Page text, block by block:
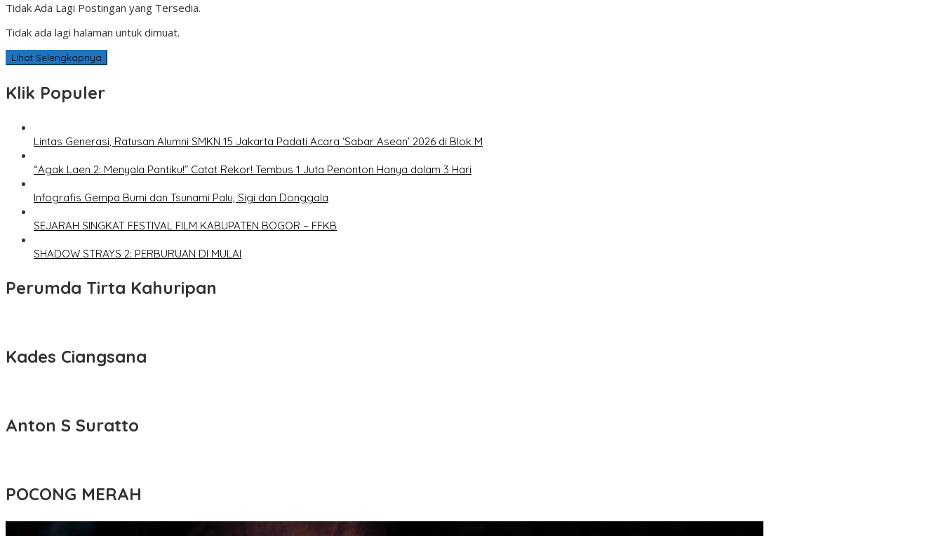
Tidak Ada Lagi Postingan yang Tersedia.
Tidak ada lagi halaman untuk dimuat.
Lihat Selengkapnya
Klik Populer
Lintas Generasi, Ratusan Alumni SMKN 15 Jakarta Padati Acara ‘Sabar Asean’ 2026 di Blok M
“Agak Laen 2: Menyala Pantiku!” Catat Rekor! Tembus 1 Juta Penonton Hanya dalam 3 Hari
Infografis Gempa Bumi dan Tsunami Palu, Sigi dan Donggala
SEJARAH SINGKAT FESTIVAL FILM KABUPATEN BOGOR – FFKB
SHADOW STRAYS 2: PERBURUAN DI MULAI
Perumda Tirta Kahuripan
Kades Ciangsana
Anton S Suratto
POCONG MERAH